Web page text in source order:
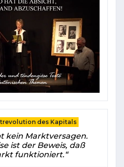
des Kapitals
kein Marktversagen.
ist der Beweis, daß
funktioniert.“